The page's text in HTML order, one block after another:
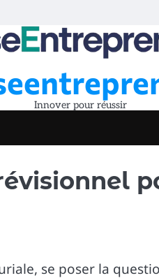
Innover pour réussir
se poser la